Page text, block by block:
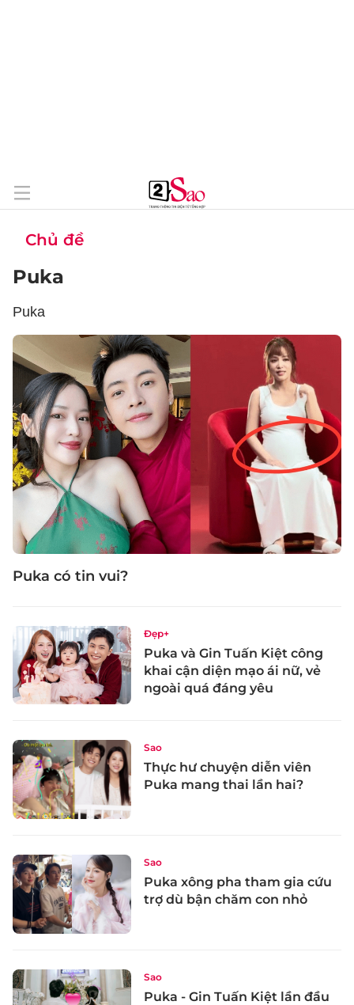
Chủ đề
Puka
Puka
Puka có tin vui?
Đẹp+
Puka và Gin Tuấn Kiệt công
khai cận diện mạo ái nữ, vẻ
ngoài quá đáng yêu
Sao
Thực hư chuyện diễn viên
Puka mang thai lần hai?
Sao
Puka xông pha tham gia cứu
trợ dù bận chăm con nhỏ
Sao
Puka - Gin Tuấn Kiệt lần đầu